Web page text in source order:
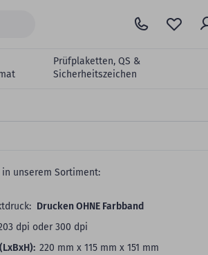
Prüfplaketten, QS &
Sicherheitszeichen
in unserem Sortiment:
Drucken OHNE Farbband
dpi oder 300 dpi
220 mm x 115 mm x 151 mm